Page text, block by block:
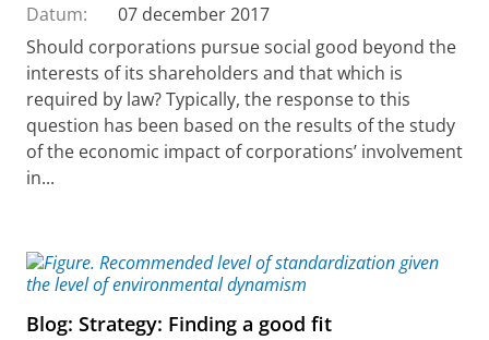
Datum:
07 december 2017
Should corporations pursue social good beyond the
interests of its shareholders and that which is
required by law? Typically, the response to this
question has been based on the results of the study
of the economic impact of corporations’ involvement
in...
Blog: Strategy: Finding a good fit